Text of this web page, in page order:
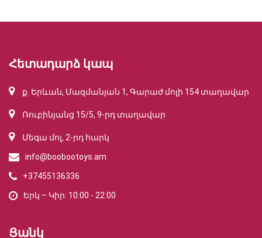
Հետադարձ կապ
ք. Երևան, Մազմանյան 1, Գարաժ մոլի 154 տաղավար
Ռուբինյանց 15/5, 9-րդ տաղավար
Մեգա մոլ, 2-րդ հարկ
info@boobootoys.am
+37455136336
Երկ – Կիր: 10:00 - 22:00
Ցանկ